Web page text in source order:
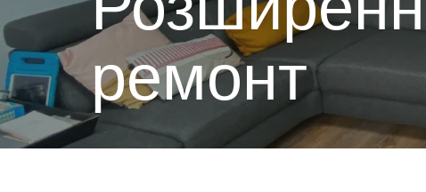
ТЕПЛА ПІДЛОГА
РЕСТАВРАЦІЯ ДЕРЕВИНИ
УКЛАСТИ ПЛИТКУ
ПАРКЕТ, ЛАМІНАТ
ремонт